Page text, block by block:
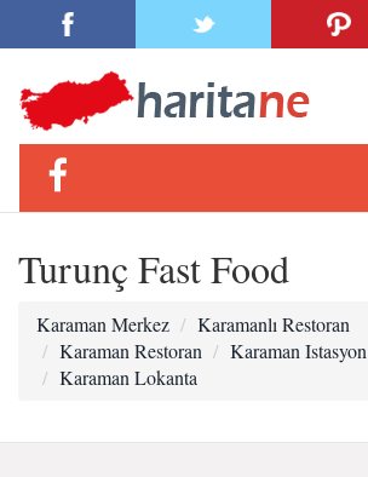
Turunç Fast Food
Karaman Merkez
Karamanlı Restoran
Karaman Restoran
Karaman Istasyon
Karaman Lokanta